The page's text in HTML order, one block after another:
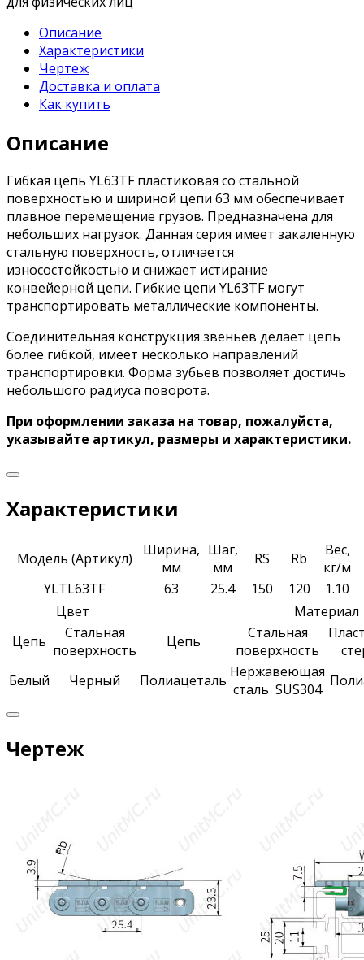
Описание
Характеристики
Чертеж
Доставка и оплата
Как купить
Описание
Гибкая цепь YL63TF пластиковая со стальной
поверхностью и шириной цепи 63 мм обеспечивает
плавное перемещение грузов. Предназначена для
небольших нагрузок. Данная серия имеет закаленную
стальную поверхность, отличается
износостойкостью и снижает истирание
конвейерной цепи. Гибкие цепи YL63TF могут
транспортировать металлические компоненты.
Соединительная конструкция звеньев делает цепь
более гибкой, имеет несколько направлений
транспортировки. Форма зубьев позволяет достичь
небольшого радиуса поворота.
При оформлении заказа на товар, пожалуйста,
указывайте артикул, размеры и характеристики.
Характеристики
Модель (Артикул)
Ширина,
мм
Шаг,
мм
RS Rb
Вес,
кг/м
YLTL63TF
63 25.4 150 120
1.10
Цвет
Материал
Цепь
Стальная
поверхность
Цепь
Стальная
поверхность
Белый
Черный Полиацеталь Нержавеющая
сталь SUS304
Чертеж